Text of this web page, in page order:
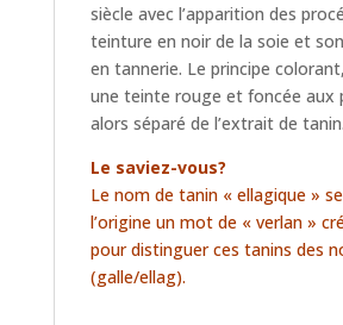
siècle avec l’apparition des
teinture en noir de la soie et
en tannerie. Le principe
une teinte rouge et foncée aux
alors séparé de l’extrait de tanin.
Le saviez-vous?
Le nom de tanin « ellagique »
l’origine un mot de « verlan »
pour distinguer ces tanins des
(galle/ellag).